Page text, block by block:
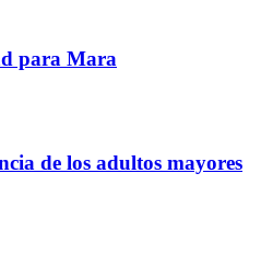
para Mara
de los adultos mayores